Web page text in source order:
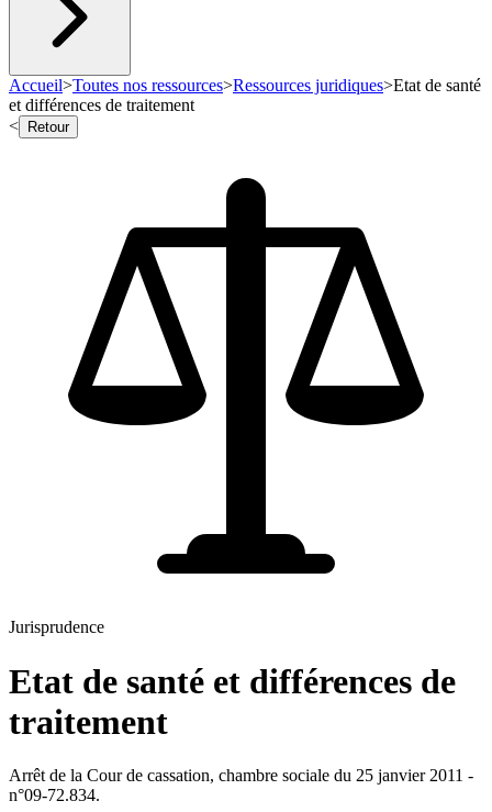
Accueil>Toutes nos ressources>Ressources juridiques>Etat de santé
et différences de traitement
<
Retour
Jurisprudence
Etat de santé et différences de
traitement
Arrêt de la Cour de cassation, chambre sociale du 25 janvier 2011 -
n°09-72.834.